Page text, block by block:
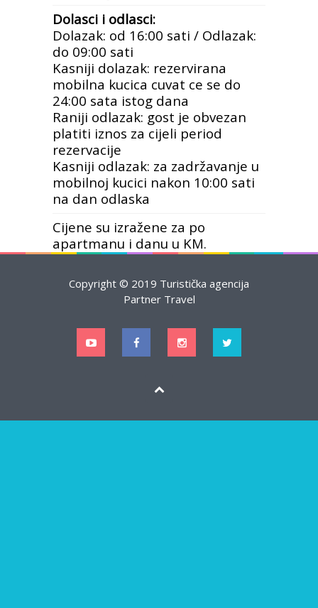
Dolasci i odlasci:
Dolazak: od 16:00 sati / Odlazak:
do 09:00 sati
Kasniji dolazak: rezervirana
mobilna kucica cuvat ce se do
24:00 sata istog dana
Raniji odlazak: gost je obvezan
platiti iznos za cijeli period
rezervacije
Kasniji odlazak: za zadržavanje u
mobilnoj kucici nakon 10:00 sati
na dan odlaska
Cijene su izražene za po
apartmanu i danu u KM.
Copyright © 2019 Turistička agencija
Partner Travel